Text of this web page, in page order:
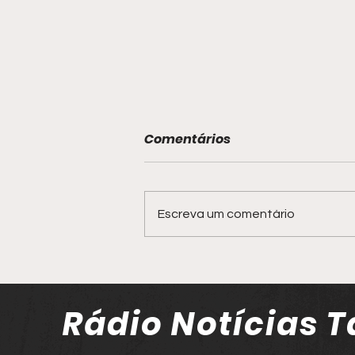
bebê engasgado com
leite materno em Tatuí
Comentários
Escreva um comentário
Rádio Notícias